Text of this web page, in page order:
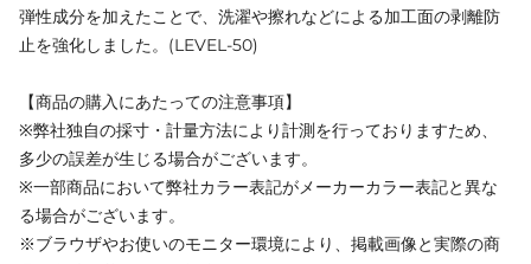
弾性成分を加えたことで、洗濯や擦れなどによる加工面の剥離防
止を強化しました。(LEVEL‐50)
【商品の購入にあたっての注意事項】
※弊社独自の採寸・計量方法により計測を行っておりますため、
多少の誤差が生じる場合がございます。
※一部商品において弊社カラー表記がメーカーカラー表記と異な
る場合がございます。
※ブラウザやお使いのモニター環境により、掲載画像と実際の商